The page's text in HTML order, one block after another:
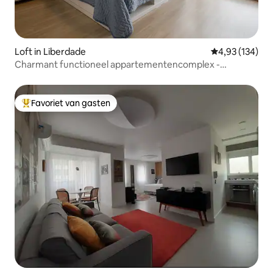
Loft in Liberdade Gemiddelde
4,93 (134)
Charmant functioneel appartementencomplex -
Topfavoriet van gasten
Favoriet van gasten